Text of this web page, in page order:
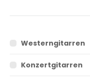
Westerngitarren
Konzertgitarren